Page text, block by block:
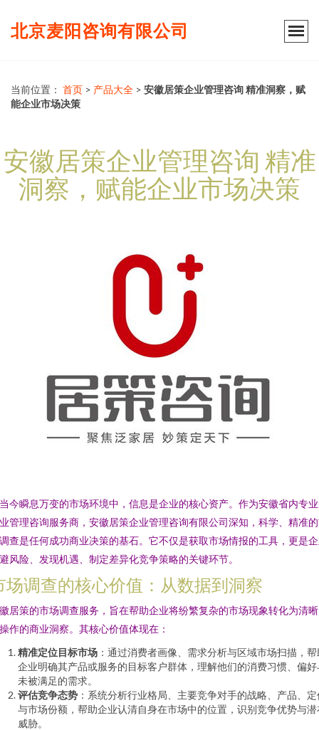
北京麦阳咨询有限公司
当前位置： 首页 > 产品大全 > 安徽居策企业管理咨询 精准洞察，赋
能企业市场决策
安徽居策企业管理咨询 精准
洞察，赋能企业市场决策
今瞬息万变的市场环境中，信息是企业的核心资产。作为安徽省内专
管理咨询服务商，安徽居策企业管理咨询有限公司深知，科学、精准
查是任何成功商业决策的基石。它不仅是获取市场情报的工具，更是
风险、发现机遇、制定差异化竞争策略的关键环节。
场调查的核心价值：从数据到洞察
居策的市场调查服务，旨在帮助企业将纷繁复杂的市场现象转化为清
作的商业洞察。其核心价值体现在：
精准定位目标市场 ：通过消费者画像、需求分析与区域市场扫描，
企业明确其产品或服务的目标客户群体，理解他们的消费习惯、偏好
未被满足的需求。
评估竞争态势 ：系统分析行业格局、主要竞争对手的战略、产品、定
与市场份额，帮助企业认清自身在市场中的位置，识别竞争优势与潜
威胁。